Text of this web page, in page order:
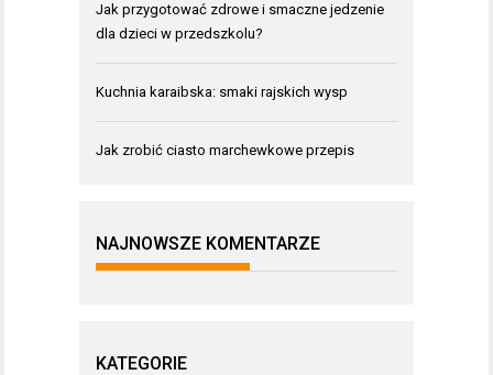
Jak przygotować zdrowe i smaczne jedzenie
dla dzieci w przedszkolu?
Kuchnia karaibska: smaki rajskich wysp
Jak zrobić ciasto marchewkowe przepis
NAJNOWSZE KOMENTARZE
KATEGORIE